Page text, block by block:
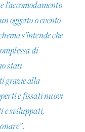
l’accomodamento
oggetto o evento
s’intende che
di
stati
grazie alla
e fissati nuovi
e sviluppati,